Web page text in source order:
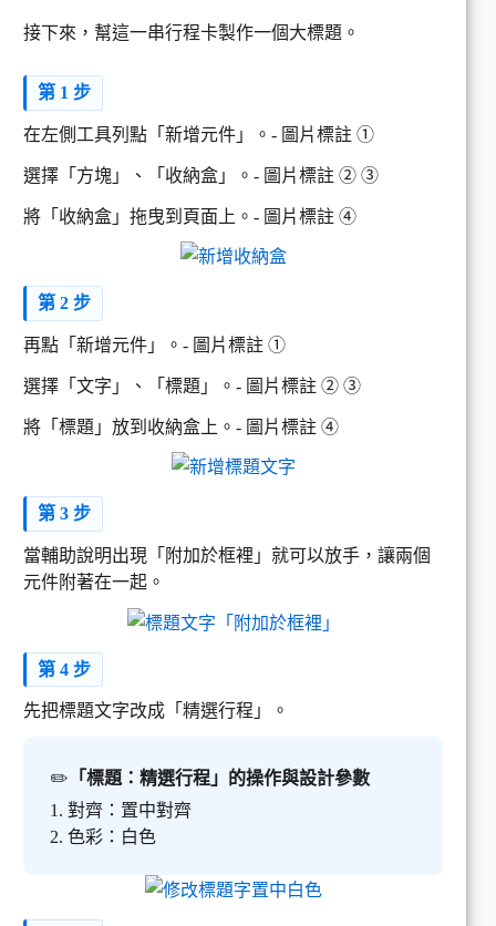
接下來，幫這一串行程卡製作一個大標題。
第 1 步
在左側工具列點「新增元件」。- 圖片標註 ➀
選擇「方塊」、「收納盒」。- 圖片標註 ➁ ➂
將「收納盒」拖曳到頁面上。- 圖片標註 ➃
第 2 步
再點「新增元件」。- 圖片標註 ➀
選擇「文字」、「標題」。- 圖片標註 ➁ ➂
將「標題」放到收納盒上。- 圖片標註 ➃
第 3 步
當輔助說明出現「附加於框裡」就可以放手，讓兩個
元件附著在一起。
第 4 步
先把標題文字改成「精選行程」。
✏️ 「標題：精選行程」 的操作與設計參數
1. 對齊：置中對齊
2. 色彩：白色